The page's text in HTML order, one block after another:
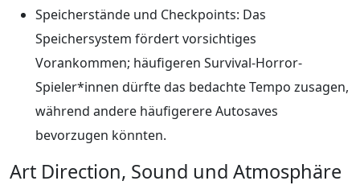
Speicherstände und Checkpoints: Das
Speichersystem fördert vorsichtiges
Vorankommen; häufigeren Survival-Horror-
Spieler*innen dürfte das bedachte Tempo zusagen,
während andere häufigerere Autosaves
bevorzugen könnten.
Art Direction, Sound und Atmosphäre